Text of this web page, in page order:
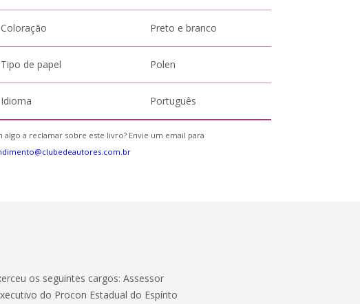
Coloração Preto e branco
Tipo de papel Polen
Idioma Português
algo a reclamar sobre este livro? Envie um email para
os seguintes cargos: Assessor
do Procon Estadual do Espírito